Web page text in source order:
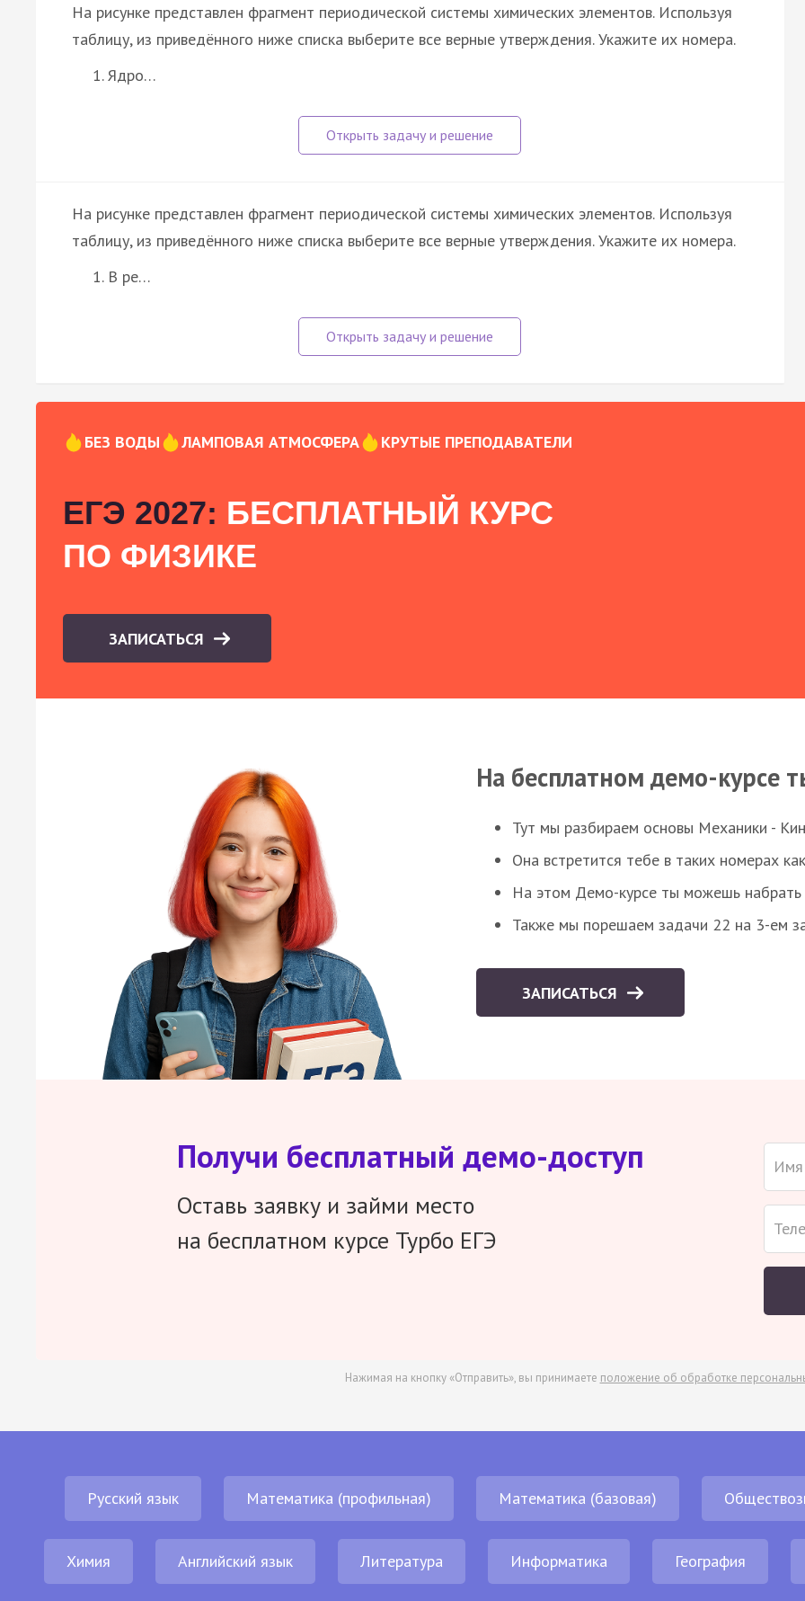
На рисунке представлен фрагмент периодической системы химических элементов. Используя
таблицу, из приведённого ниже списка выберите все верные утверждения. Укажите их номера.
Ядро…
На рисунке представлен фрагмент периодической системы химических элементов. Используя
таблицу, из приведённого ниже списка выберите все верные утверждения. Укажите их номера.
В ре…
БЕЗ ВОДЫ ЛАМПОВАЯ АТМОСФЕРА КРУТЫЕ ПРЕПОДАВАТЕЛИ
ЕГЭ 2027: БЕСПЛАТНЫЙ КУРС
ПО ФИЗИКЕ
ЗАПИСАТЬСЯ
На бесплатном демо-курсе
Тут мы разбираем основы Механики -
Она встретится тебе в таких номерах
На этом Демо-курсе ты можешь набрать
Также мы порешаем задачи 22 на 3-ем
ЗАПИСАТЬСЯ
Получи бесплатный демо-доступ
Оставь заявку и займи место
на бесплатном курсе Турбо ЕГЭ
Нажимая на кнопку «Отправить», вы принимаете положение об обработке
Русский язык Математика (профильная) Математика (базовая)
Химия Английский язык Литература Информатика География